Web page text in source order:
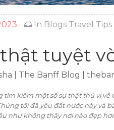
In Blogs Travel Tips
tuyệt
| The Banff Blog |
tìm kiếm một số sự thật thú vị về
tôi đã yêu đất nước này và
như không thấy nơi nào đẹp